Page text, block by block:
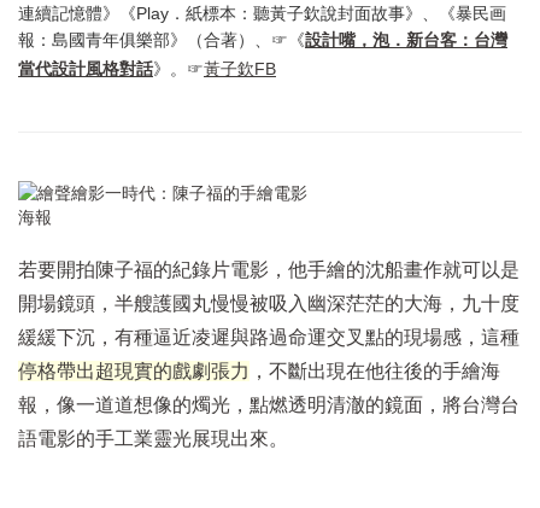
連續記憶體》《Play．紙標本：聽黃子欽說封面故事》、《暴民画
報：島國青年俱樂部》（合著）、☞《設計嘴，泡．新台客：台灣
當代設計風格對話》。☞黃子欽FB
若要開拍陳子福的紀錄片電影，他手繪的沈船畫作就可以是
開場鏡頭，半艘護國丸慢慢被吸入幽深茫茫的大海，九十度
緩緩下沉，有種逼近凌遲與路過命運交叉點的現場感，這種
停格帶出超現實的戲劇張力 ，不斷出現在他往後的手繪海
報，像一道道想像的燭光，點燃透明清澈的鏡面，將台灣台
語電影的手工業靈光展現出來。